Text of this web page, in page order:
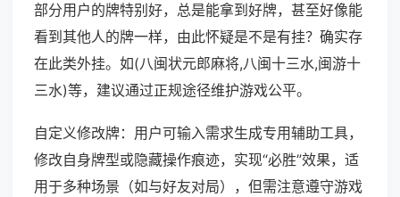
部分用户的牌特别好，总是能拿到好牌，甚至好像能
看到其他人的牌一样，由此怀疑是不是有挂？确实存
在此类外挂。如(八闽状元郎麻将,八闽十三水,闽游十
三水)等，建议通过正规途径维护游戏公平。
自定义修改牌：用户可输入需求生成专用辅助工具，
修改自身牌型或隐藏操作痕迹，实现“必胜”效果，适
用于多种场景（如与好友对局），但需注意遵守游戏